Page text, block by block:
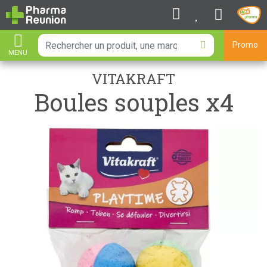
MENU
AFFICHER LA NAVIGATION
Promo
VITAKRAFT
Boules souples x4